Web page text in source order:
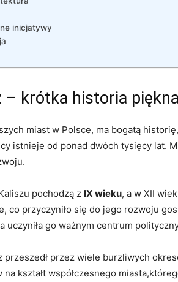
inicjatywy
– krótka historia
miast w Polsce, ma⁣ bogatą
istnieje od⁣ ponad dwóch tysięcy lat.
pochodzą z IX⁣ wieku, a w XII
co przyczyniło się do jego rozwoju
uczyniła⁢ go ważnym⁣ centrum
przeszedł⁣ przez wiele burzliwych
na⁢ kształt współczesnego